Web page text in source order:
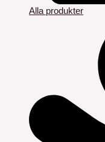
Alla produkter